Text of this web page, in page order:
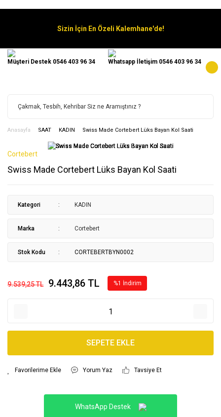
Sizin İçin En Özeli Kalemhane'de!
Müşteri Destek 0546 403 96 34 Whatsapp İletişim 0546 403 96 34
Anasayfa SAAT KADIN Swiss Made Cortebert Lüks Bayan Kol Saati
Cortebert
Swiss Made Cortebert Lüks Bayan Kol Saati
Kategori KADIN
Marka Cortebert
Stok Kodu CORTEBERTBYN0002
9.539,25 TL 9.443,86 TL %1 İndirim
SEPETE EKLE
Yorum Yaz Tavsiye Et
WhatsApp Destek